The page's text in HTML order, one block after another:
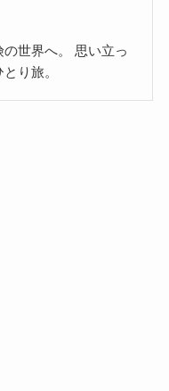
世界へ。 思い立っ
り旅。